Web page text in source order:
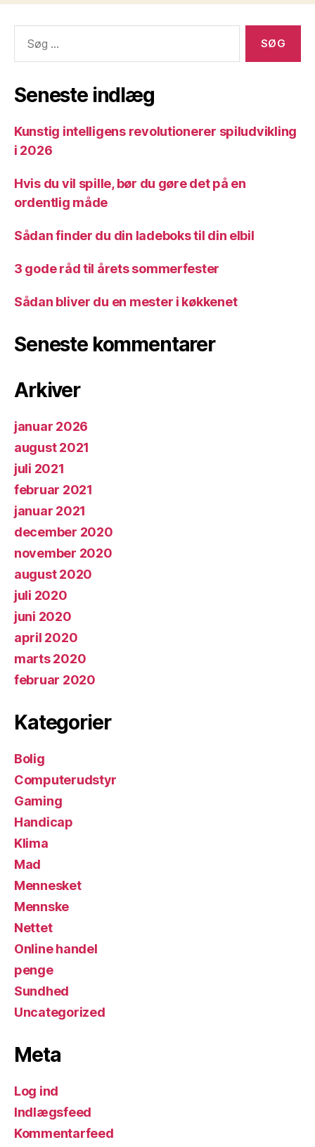
efter:
Seneste indlæg
Kunstig intelligens revolutionerer spiludvikling
i 2026
Hvis du vil spille, bør du gøre det på en
ordentlig måde
Sådan finder du din ladeboks til din elbil
3 gode råd til årets sommerfester
Sådan bliver du en mester i køkkenet
Seneste kommentarer
Arkiver
januar 2026
august 2021
juli 2021
februar 2021
januar 2021
december 2020
november 2020
august 2020
juli 2020
juni 2020
april 2020
marts 2020
februar 2020
Kategorier
Bolig
Computerudstyr
Gaming
Handicap
Klima
Mad
Mennesket
Mennske
Nettet
Online handel
penge
Sundhed
Uncategorized
Meta
Log ind
Indlægsfeed
Kommentarfeed